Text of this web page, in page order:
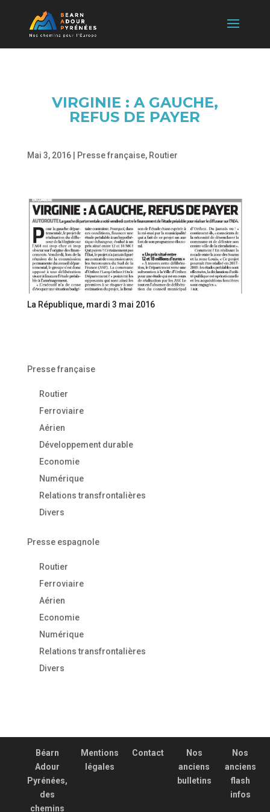
VIRGINIE : A GAUCHE,
REFUS DE PAYER
Mai 3, 2016| Presse française, Routier
La République, mardi 3 mai 2016
Presse française
Routier
Ferroviaire
Aérien
Développement durable
Economie
Numérique
Relations transfrontalières
Divers
Presse espagnole
Routier
Ferroviaire
Aérien
Economie
Numérique
Relations transfrontalières
Divers
Béarn
Adour
Pyrénées,
des
chemins
Mentions
légales
Contact
Nos
anciens
bulletins
Nos
anciens
flash
infos